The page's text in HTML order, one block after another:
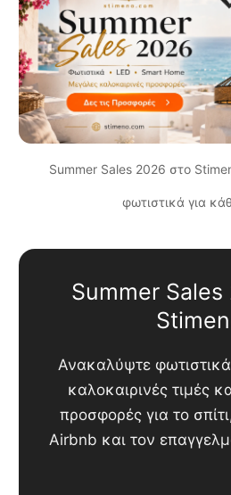
Summer Sales 2026 στο
φωτιστικά για
Summer
Ανακαλύψτε φωτιστικά
καλοκαιρινές τιμές
προσφορές για το
Airbnb και τον